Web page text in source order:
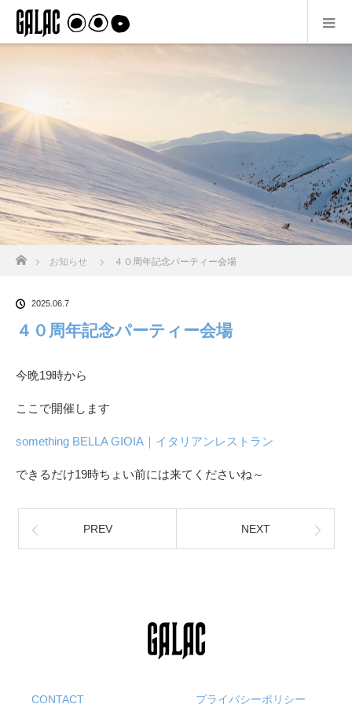
ホーム
お知らせ ４０周年記念パーティー会場
2025.06.7
４０周年記念パーティー会場
今晩19時から
ここで開催します
something BELLA GIOIA｜イタリアンレストラン
できるだけ19時ちょい前には来てくださいね～
PREV NEXT
CONTACT プライバシーポリシー